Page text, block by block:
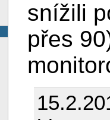
snížili
přes